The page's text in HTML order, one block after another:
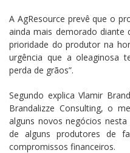
A AgResource prevê que o
ainda mais demorado diante
prioridade do produtor na
urgência que a oleaginosa
perda de grãos”.
Segundo explica Vlamir
Brandalizze Consulting, o
alguns novos negócios
de alguns produtores de
compromissos financeiros.